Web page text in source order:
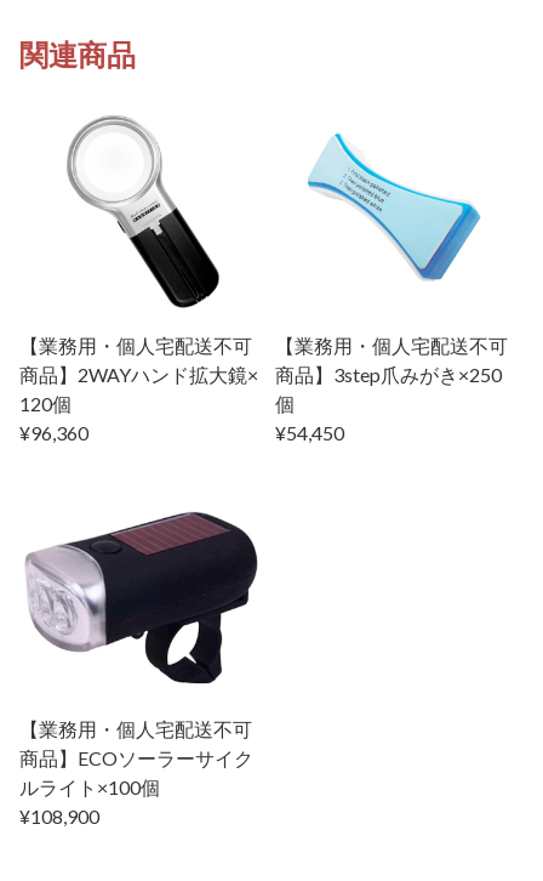
関連商品
【業務用・個人宅配送不可
商品】2WAYハンド拡大鏡×
120個
¥96,360
【業務用・個人宅配送不可
商品】3step爪みがき×250
個
¥54,450
【業務用・個人宅配送不可
商品】ECOソーラーサイク
ルライト×100個
¥108,900